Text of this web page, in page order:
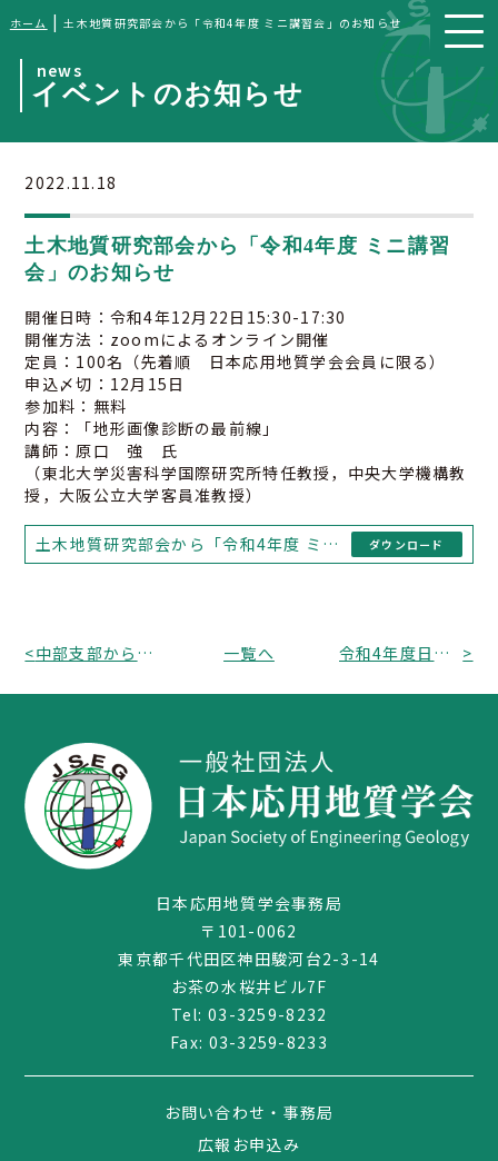
03-3259-8232
ホーム |土木地質研究部会から「令和4年度 ミニ講習会」のお知らせ
news
イベントのお知らせ
2022.11.18
土木地質研究部会から「令和4年度 ミニ講習
会」のお知らせ
開催日時：令和4年12月22日15:30-17:30
開催方法：zoomによるオンライン開催
定員：100名（先着順 日本応用地質学会会員に限る）
申込〆切：12月15日
参加料：無料
内容：「地形画像診断の最前線」
講師：原口 強 氏
（東北大学災害科学国際研究所特任教授，中央大学機構教
授，大阪公立大学客員准教授）
土木地質研究部会から「令和4年度 ミニ講習会」のお知らせ ダウンロード
< 中部支部から「土砂災害の疑問55 出版記念講座（中部編）」のお知らせ 一覧へ 令和4年度日本応用地質学会研究発表会・現地見学会・特別講演の申し込みについて >
日本応用地質学会事務局
〒101-0062
東京都千代田区神田駿河台2-3-14
お茶の水桜井ビル7F
Tel:03-3259-8232
Fax: 03-3259-8233
お問い合わせ・事務局
広報お申込み